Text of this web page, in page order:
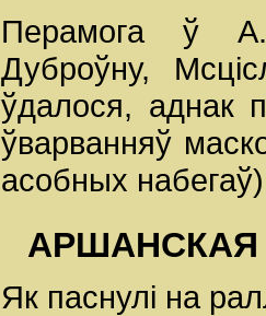
Перамога ў
Дуброўну,
ўдалося, аднак
ўварванняў
асобных
АРШАНСКАЯ
Як паснулі на